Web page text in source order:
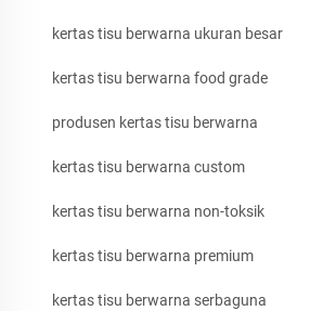
kertas tisu berwarna ukuran besar
kertas tisu berwarna food grade
produsen kertas tisu berwarna
kertas tisu berwarna custom
kertas tisu berwarna non-toksik
kertas tisu berwarna premium
kertas tisu berwarna serbaguna